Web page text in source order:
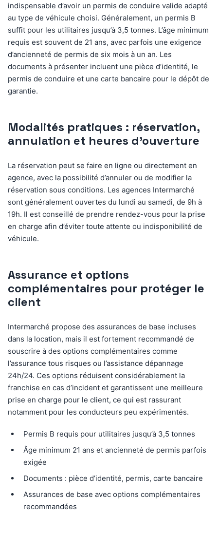
indispensable d’avoir un permis de conduire valide adapté
au type de véhicule choisi. Généralement, un permis B
suffit pour les utilitaires jusqu’à 3,5 tonnes. L’âge minimum
requis est souvent de 21 ans, avec parfois une exigence
d’ancienneté de permis de six mois à un an. Les
documents à présenter incluent une pièce d’identité, le
permis de conduire et une carte bancaire pour le dépôt de
garantie.
Modalités pratiques : réservation,
annulation et heures d’ouverture
La réservation peut se faire en ligne ou directement en
agence, avec la possibilité d’annuler ou de modifier la
réservation sous conditions. Les agences Intermarché
sont généralement ouvertes du lundi au samedi, de 9h à
19h. Il est conseillé de prendre rendez-vous pour la prise
en charge afin d’éviter toute attente ou indisponibilité de
véhicule.
Assurance et options
complémentaires pour protéger le
client
Intermarché propose des assurances de base incluses
dans la location, mais il est fortement recommandé de
souscrire à des options complémentaires comme
l’assurance tous risques ou l’assistance dépannage
24h/24. Ces options réduisent considérablement la
franchise en cas d’incident et garantissent une meilleure
prise en charge pour le client, ce qui est rassurant
notamment pour les conducteurs peu expérimentés.
Permis B requis pour utilitaires jusqu’à 3,5 tonnes
Âge minimum 21 ans et ancienneté de permis parfois
exigée
Documents : pièce d’identité, permis, carte bancaire
Assurances de base avec options complémentaires
recommandées